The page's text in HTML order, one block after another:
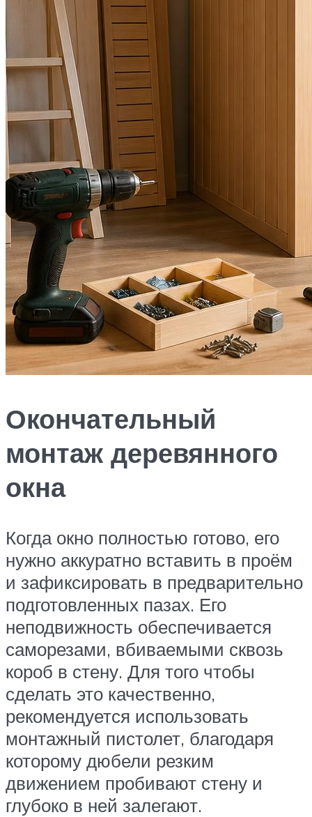
Окончательный
монтаж деревянного
окна
Когда окно полностью готово, его
нужно аккуратно вставить в проём
и зафиксировать в предварительно
подготовленных пазах. Его
неподвижность обеспечивается
саморезами, вбиваемыми сквозь
короб в стену. Для того чтобы
сделать это качественно,
рекомендуется использовать
монтажный пистолет, благодаря
которому дюбели резким
движением пробивают стену и
глубоко в ней залегают.